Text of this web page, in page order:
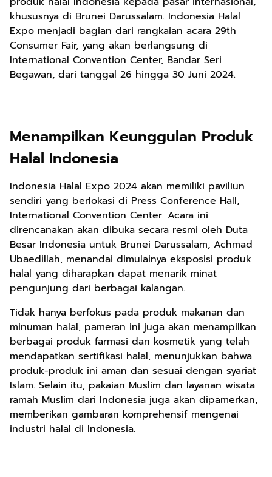
khususnya di Brunei Darussalam. Indonesia Halal
Expo menjadi bagian dari rangkaian acara 29th
Consumer Fair, yang akan berlangsung di
International Convention Center, Bandar Seri
Begawan, dari tanggal 26 hingga 30 Juni 2024.
Menampilkan Keunggulan Produk
Halal Indonesia
Indonesia Halal Expo 2024 akan memiliki paviliun
sendiri yang berlokasi di Press Conference Hall,
International Convention Center. Acara ini
direncanakan akan dibuka secara resmi oleh Duta
Besar Indonesia untuk Brunei Darussalam, Achmad
Ubaedillah, menandai dimulainya eksposisi produk
halal yang diharapkan dapat menarik minat
pengunjung dari berbagai kalangan.
Tidak hanya berfokus pada produk makanan dan
minuman halal, pameran ini juga akan menampilkan
berbagai produk farmasi dan kosmetik yang telah
mendapatkan sertifikasi halal, menunjukkan bahwa
produk-produk ini aman dan sesuai dengan syariat
Islam. Selain itu, pakaian Muslim dan layanan wisata
ramah Muslim dari Indonesia juga akan dipamerkan,
memberikan gambaran komprehensif mengenai
industri halal di Indonesia.